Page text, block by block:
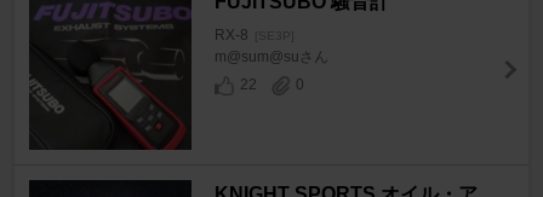
RX-8 [SE3P]
m@sum@suさん
22
0